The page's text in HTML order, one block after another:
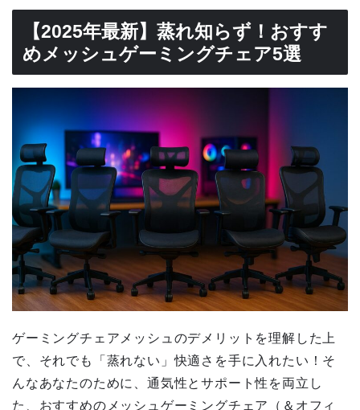
【2025年最新】蒸れ知らず！おすす
めメッシュゲーミングチェア5選
ゲーミングチェアメッシュのデメリットを理解した上
で、それでも「蒸れない」快適さを手に入れたい！そ
んなあなたのために、通気性とサポート性を両立し
た、おすすめのメッシュゲーミングチェア（＆オフィ